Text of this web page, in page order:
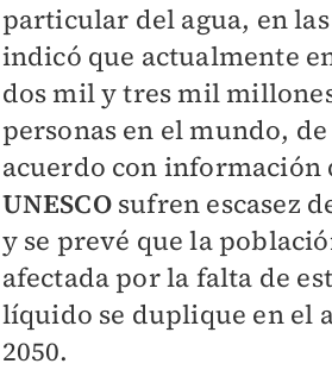
particular del agua, en
indicó que actualmente
dos mil y tres mil
personas en el mundo, de
acuerdo con información
UNESCOsufren escasez
y se prevé que la
afectada por la falta de
líquido se duplique en el
2050.